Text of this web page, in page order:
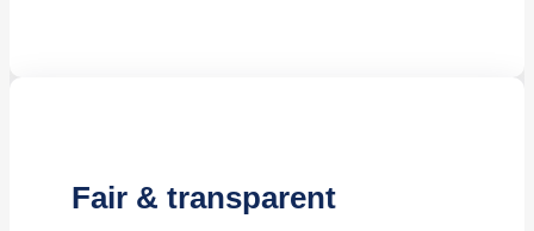
Fair & transparent